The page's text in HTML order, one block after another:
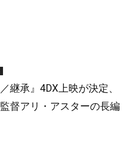
継承』4DX上映が決定、
督アリ・アスターの長編